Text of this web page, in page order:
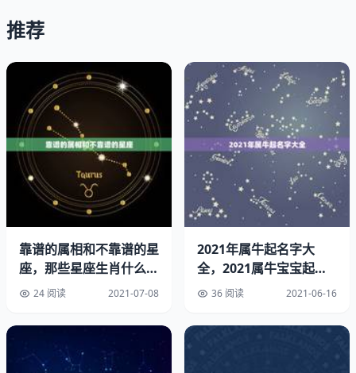
3、对于新人的称呼，可以写也可以不写，最折中的，就是
推荐
靠谱的属相和不靠谱的星
座，那些星座生肖什么
的，是可信还是有比较可
24 阅读 2021-07-08
2021年属牛起名字大
全，2021属牛宝宝起名
宜用字有哪些？
36 阅读 2021-06-16